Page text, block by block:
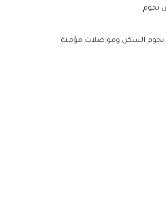
نجوم
السكن ومواصلات مؤمنة